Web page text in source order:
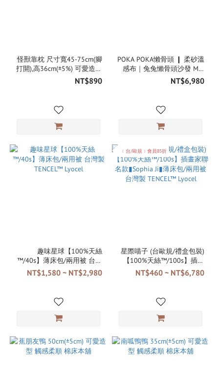
怪獸靠枕 尺寸寬45-75cm(腳
打開),高36cm(±5%) 可愛造型
觸感柔順 棉床本舖
NT$890
POKA POKA懶骨頭 ❙ 柔砂溫
感布｜兔兔懶骨頭沙發 MIT
台灣製【NO外島寄送/貨到付
款，偏遠地區需加收運費】
NT$6,980
趣味星球【100%天絲
™/40s】薄床包/兩用被 台灣
製 TENCEL™ Lyocel
NT$1,580 ~ NT$2,980
﹝台/歐規﹞會員85折
星際喵子 (台歐規/禮盒包裝)
【100%天絲™/100s】插畫
家聯名款▮Sophia Ji▮薄床包/
兩用被 台灣製 TENCEL™
NT$460 ~ NT$6,780